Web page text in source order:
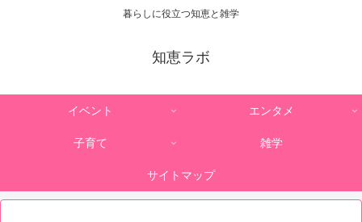
暮らしに役立つ知恵と雑学
知恵ラボ
イベント エンタメ
子育て 雑学
サイトマップ